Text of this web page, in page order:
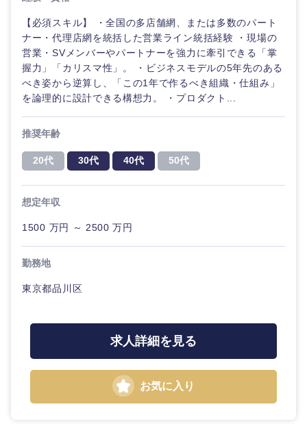
選択する
【必須スキル】 ・全国の多店舗網、または多数のパート
ナー・代理店網を統括した営業ライン統括経験 ・現場の
営業・SVメンバーやパートナーを強力に牽引できる「掌
握力」「カリスマ性」。 ・ビジネスモデルの5年先のある
べき姿から逆算し、「この1年で作るべき組織・仕組み」
を論理的に設計できる構想力。 ・プロダクト...
推奨年齢
20代 30代 40代 50代
想定年収
1500 万円 ～ 2500 万円
勤務地
東京都品川区
求人詳細を見る
お気に入り